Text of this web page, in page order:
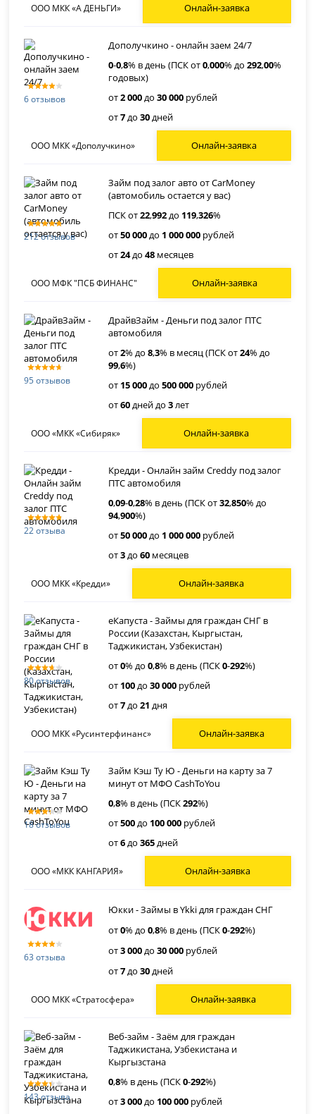
ООО МКК «А ДЕНЬГИ» Онлайн-заявка
6 отзывов
Дополучкино - онлайн заем 24/7
0-0,8% в день (ПСК от0,000% до292,00%
годовых)
от2 000до30 000 рублей
от7до30дней
ООО МКК «Дополучкино» Онлайн-заявка
212 отзывов
Займ под залог авто от CarMoney
(автомобиль остается у вас)
ПСК от22,992до 119,326%
от50 000до 1 000 000 рублей
от24до48 месяцев
ООО МФК "ПСБ ФИНАНС" Онлайн-заявка
95 отзывов
ДрайвЗайм - Деньги под залог ПТС
автомобиля
от2% до8,3% в месяц (ПСК от24% до
99,6%)
от 15 000до500 000 рублей
от60дней до3лет
ООО «МКК «Сибиряк» Онлайн-заявка
22 отзыва
Кредди - Онлайн займ Creddy под залог
ПТС автомобиля
0,09-0,28% в день (ПСК от32,850% до
94,900%)
от50 000до 1 000 000 рублей
от3до60 месяцев
ООО МКК «Кредди» Онлайн-заявка
80 отзывов
еКапуста - Займы для граждан СНГ в
России (Казахстан, Кыргыстан,
Таджикистан, Узбекистан)
от0% до0,8% в день (ПСК0-292%)
от 100до30 000 рублей
от7до21 дня
ООО МКК «Русинтерфинанс» Онлайн-заявка
18 отзывов
Займ Кэш Ту Ю - Деньги на карту за 7
минут от МФО CashToYou
0,8% в день (ПСК292%)
от500до 100 000 рублей
от6до365дней
ООО «МКК КАНГАРИЯ» Онлайн-заявка
63 отзыва
Юкки - Займы в Ykki для граждан СНГ
от0% до0,8% в день (ПСК0-292%)
от3 000до30 000 рублей
от7до30дней
ООО МКК «Стратосфера» Онлайн-заявка
143 отзыва
Веб-займ - Заём для граждан
Таджикистана, Узбекистана и
Кыргызстана
0,8% в день (ПСК0-292%)
от3 000до 100 000 рублей